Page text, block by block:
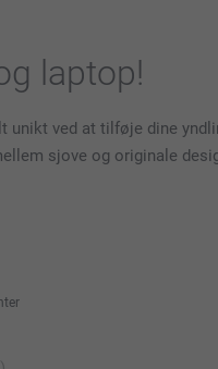
laptop!
ved at tilføje dine
sjove og originale